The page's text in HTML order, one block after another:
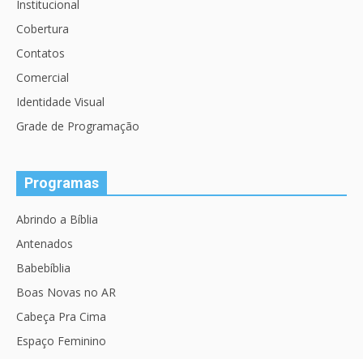
Institucional
Cobertura
Contatos
Comercial
Identidade Visual
Grade de Programação
Programas
Abrindo a Bíblia
Antenados
Babebíblia
Boas Novas no AR
Cabeça Pra Cima
Espaço Feminino